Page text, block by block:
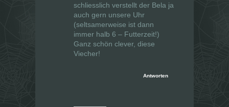
schliesslich verstellt der Bela ja
auch gern unsere Uhr
(seltsamerweise ist dann
immer halb 6 – Futterzeit!)
Ganz schön clever, diese
Viecher!
Antworten